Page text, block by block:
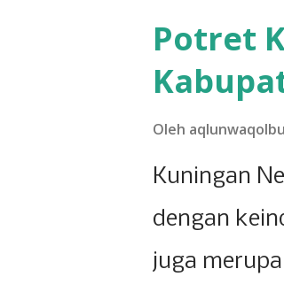
Potret
Oleh
Kuningan
dengan
juga